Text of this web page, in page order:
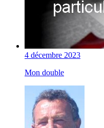
4 décembre 2023
Mon double